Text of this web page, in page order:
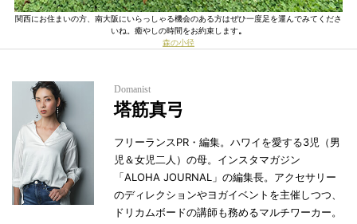
関西にお住まいの方、南大阪にいらっしゃる機会のある方はぜひ一度足を運んでみてくださ
いね。癒やしの時間をお約束します。
森の小径
Domanist
塔筋真弓
フリーランスPR・編集。ハワイを愛する3児（男
児＆女児二人）の母。インスタマガジン
「ALOHA JOURNAL」の編集長。アクセサリー
のディレクションやヨガイベントを主催しつつ、
ドリカムボードの講師も務めるマルチワーカー。